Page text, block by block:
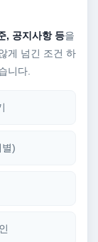
, 공지사항 등을
게 넘긴 조건 하
니다.
)